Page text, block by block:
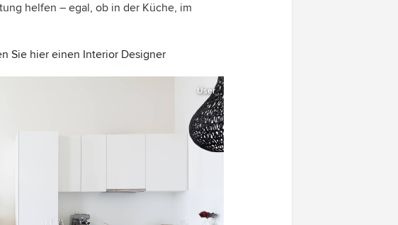
helfen – egal, ob in der Küche, im
Sie hier einen Interior Designer
User